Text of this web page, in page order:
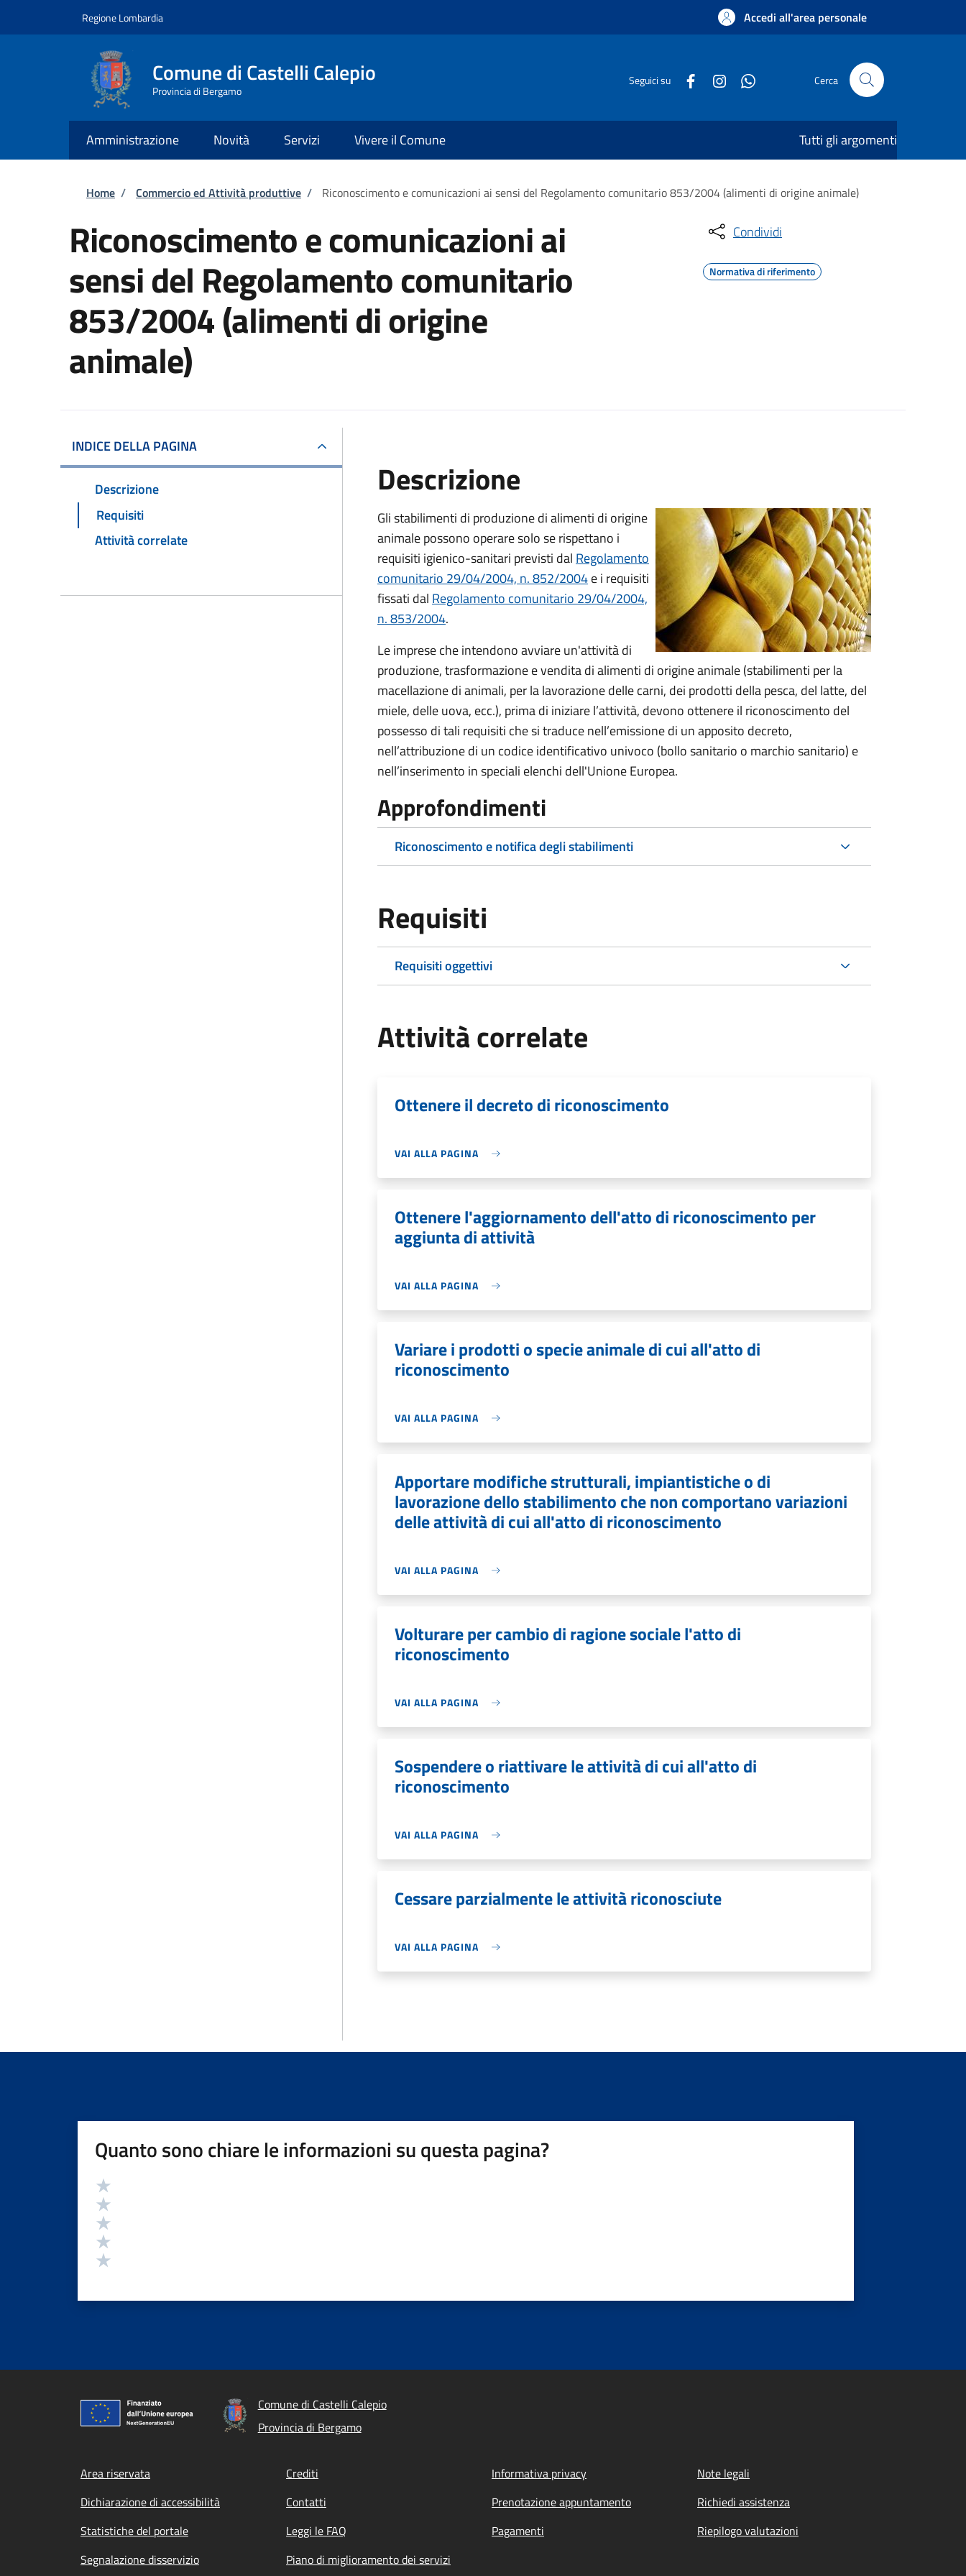
Regione Lombardia Accedi all'area personale
Comune di Castelli Calepio
Provincia di Bergamo
Seguici su Cerca
Amministrazione Novità Servizi Vivere il Comune Tutti gli argomenti
Briciole di pane
Home / Commercio ed Attività produttive / Riconoscimento e comunicazioni ai sensi del Regolamento comunitario 853/2004 (alimenti di origine animale)
Riconoscimento e comunicazioni ai
sensi del Regolamento comunitario
853/2004 (alimenti di origine
animale)
Condividi
Normativa di riferimento
INDICE DELLA PAGINA
Descrizione
Requisiti
Attività correlate
Descrizione
Gli stabilimenti di produzione di alimenti di origine
animale possono operare solo se rispettano i
requisiti igienico-sanitari previsti dal Regolamento
comunitario 29/04/2004, n. 852/2004e i requisiti
fissati dal Regolamento comunitario 29/04/2004,
n. 853/2004.
Le imprese che intendono avviare un'attività di
produzione, trasformazione e vendita di alimenti di origine animale (stabilimenti per la
macellazione di animali, per la lavorazione delle carni, dei prodotti della pesca, del latte, del
miele, delle uova, ecc.), prima di iniziare l’attività, devono ottenere il riconoscimento del
possesso di tali requisiti che si traduce nell’emissione di un apposito decreto,
nell’attribuzione di un codice identificativo univoco (bollo sanitario o marchio sanitario) e
nell’inserimento in speciali elenchi dell'Unione Europea.
Approfondimenti
Riconoscimento e notifica degli stabilimenti
Requisiti
Requisiti oggettivi
Attività correlate
Ottenere il decreto di riconoscimento
VAI ALLA PAGINA
Ottenere l'aggiornamento dell'atto di riconoscimento per
aggiunta di attività
VAI ALLA PAGINA
Variare i prodotti o specie animale di cui all'atto di
riconoscimento
VAI ALLA PAGINA
Apportare modifiche strutturali, impiantistiche o di
lavorazione dello stabilimento che non comportano variazioni
delle attività di cui all'atto di riconoscimento
VAI ALLA PAGINA
Volturare per cambio di ragione sociale l'atto di
riconoscimento
VAI ALLA PAGINA
Sospendere o riattivare le attività di cui all'atto di
riconoscimento
VAI ALLA PAGINA
Cessare parzialmente le attività riconosciute
VAI ALLA PAGINA
Quanto sono chiare le informazioni su questa pagina?
Valutazione
Comune di Castelli Calepio
Provincia di Bergamo
Footer menu
Area riservata Crediti Informativa privacy
Note legali
Dichiarazione di accessibilità
Contatti Prenotazione appuntamento
Richiedi assistenza
Statistiche del portale
Leggi le FAQ Pagamenti
Riepilogo valutazioni
Segnalazione disservizio
Piano di miglioramento dei servizi